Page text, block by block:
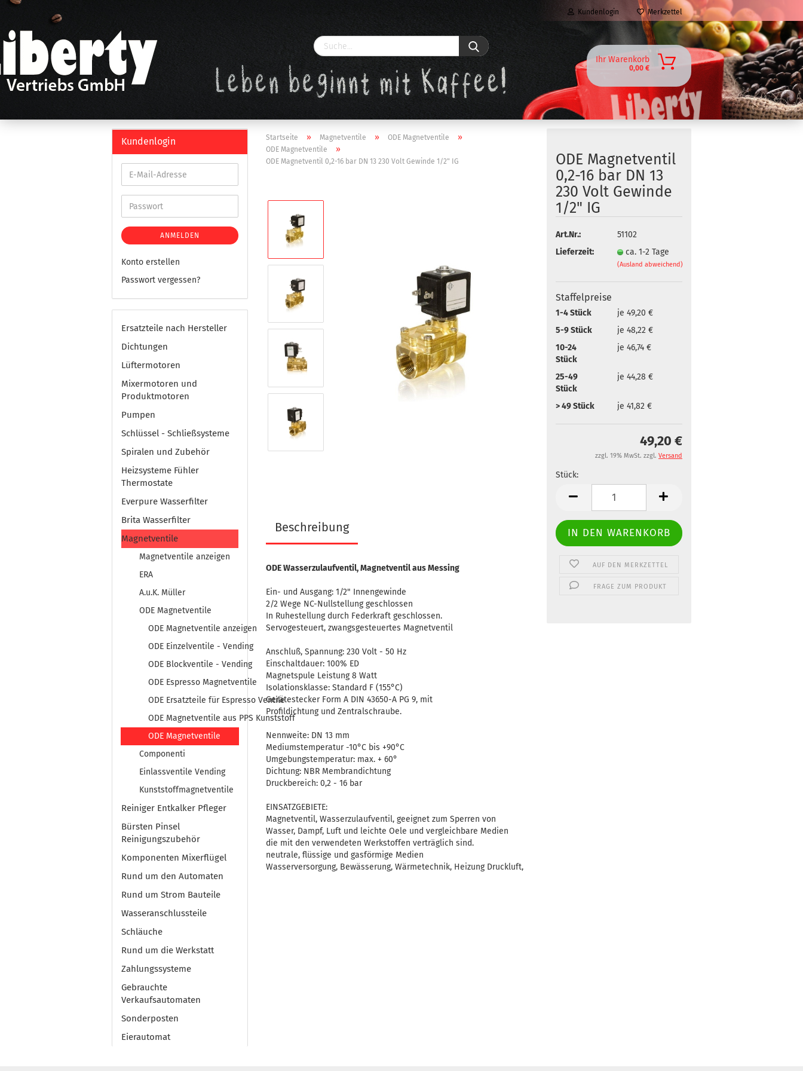
Kundenlogin Merkzettel
Ihr Warenkorb
0,00 €
Startseite » Magnetventile » ODE Magnetventile »
ODE Magnetventile »
ODE Magnetventil 0,2-16 bar DN 13 230 Volt Gewinde 1/2" IG
ODE Magnetventil
0,2-16 bar DN 13
230 Volt Gewinde
1/2" IG
Art.Nr.:
51102
Lieferzeit:
ca. 1-2 Tage
(Ausland abweichend)
Staffelpreise
1-4 Stück
je 49,20 €
5-9 Stück
je 48,22 €
10-24
Stück
je 46,74 €
25-49
Stück
je 44,28 €
> 49 Stück je 41,82 €
49,20 €
zzgl. 19% MwSt. zzgl. Versand
Stück:
Stück
AUF DEN MERKZETTEL
FRAGE ZUM PRODUKT
Beschreibung
ODE Wasserzulaufventil, Magnetventil aus Messing
Ein- und Ausgang: 1/2" Innengewinde
2/2 Wege NC-Nullstellung geschlossen
In Ruhestellung durch Federkraft geschlossen.
Servogesteuert, zwangsgesteuertes Magnetventil
Anschluß, Spannung: 230 Volt - 50 Hz
Einschaltdauer: 100% ED
Magnetspule Leistung 8 Watt
Isolationsklasse: Standard F (155°C)
Gerätestecker Form A DIN 43650-A PG 9, mit
Profildichtung und Zentralschraube.
Nennweite: DN 13 mm
Mediumstemperatur -10°C bis +90°C
Umgebungstemperatur: max. + 60°
Dichtung: NBR Membrandichtung
Druckbereich: 0,2 - 16 bar
EINSATZGEBIETE:
Magnetventil, Wasserzulaufventil, geeignet zum Sperren von
Wasser, Dampf, Luft und leichte Oele und vergleichbare Medien
die mit den verwendeten Werkstoffen verträglich sind.
neutrale, flüssige und gasförmige Medien
Wasserversorgung, Bewässerung, Wärmetechnik, Heizung Druckluft,
Kundenlogin
ANMELDEN
Konto erstellen
Passwort vergessen?
Ersatzteile nach Hersteller
Dichtungen
Lüftermotoren
Mixermotoren und
Produktmotoren
Pumpen
Schlüssel - Schließsysteme
Spiralen und Zubehör
Heizsysteme Fühler
Thermostate
Everpure Wasserfilter
Brita Wasserfilter
Magnetventile
Magnetventile anzeigen
ERA
A.u.K. Müller
ODE Magnetventile
ODE Magnetventile anzeigen
ODE Einzelventile - Vending
ODE Blockventile - Vending
ODE Espresso Magnetventile
ODE Ersatzteile für Espresso Ventile
ODE Magnetventile aus PPS Kunststoff
ODE Magnetventile
Componenti
Einlassventile Vending
Kunststoffmagnetventile
Reiniger Entkalker Pfleger
Bürsten Pinsel
Reinigungszubehör
Komponenten Mixerflügel
Rund um den Automaten
Rund um Strom Bauteile
Wasseranschlussteile
Schläuche
Rund um die Werkstatt
Zahlungssysteme
Gebrauchte
Verkaufsautomaten
Sonderposten
Eierautomat